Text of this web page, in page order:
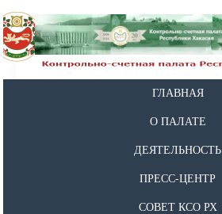
ГЛАВНАЯ
О ПАЛАТЕ
ДЕЯТЕЛЬНОСТЬ
ПРЕСС-ЦЕНТР
СОВЕТ КСО РХ